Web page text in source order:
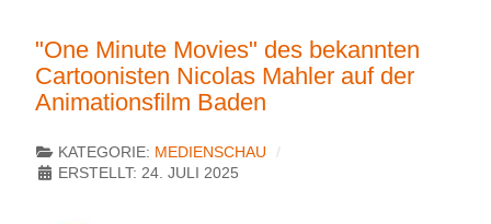
"One Minute Movies" des bekannten
Cartoonisten Nicolas Mahler auf der
Animationsfilm Baden
KATEGORIE: MEDIENSCHAU
ERSTELLT: 24. JULI 2025